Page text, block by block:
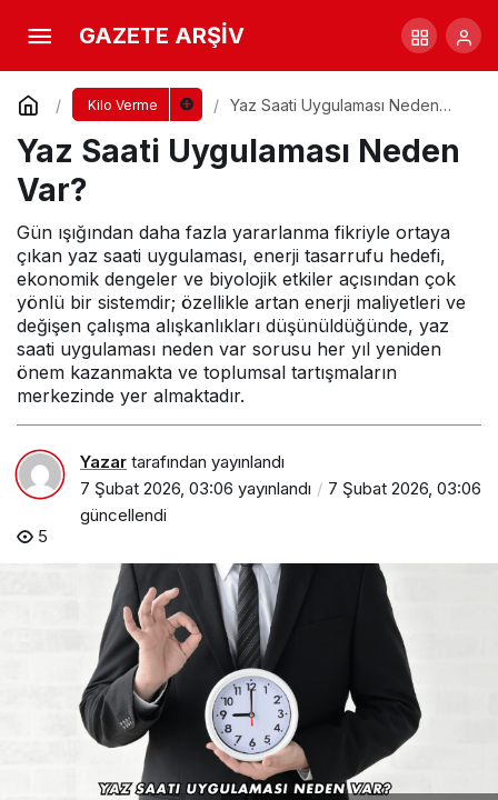
GAZETE ARŞİV
Kilo Verme
Yaz Saati Uygulaması Neden
Yaz Saati Uygulaması Neden
Var?
Gün ışığından daha fazla yararlanma fikriyle ortaya
çıkan yaz saati uygulaması, enerji tasarrufu hedefi,
ekonomik dengeler ve biyolojik etkiler açısından çok
yönlü bir sistemdir; özellikle artan enerji maliyetleri ve
değişen çalışma alışkanlıkları düşünüldüğünde, yaz
saati uygulaması neden var sorusu her yıl yeniden
önem kazanmakta ve toplumsal tartışmaların
merkezinde yer almaktadır.
Yazar tarafından yayınlandı
7 Şubat 2026, 03:06 yayınlandı
7 Şubat 2026, 03:06
güncellendi
5
Haritalarda Ölçek Ne Anlama Gelir?
Yorum Yap Paylaş